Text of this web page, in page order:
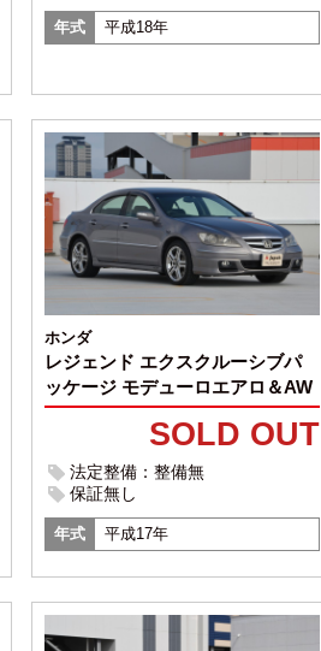
年式 平成18年
ホンダ
レジェンド エクスクルーシブパ
ッケージ モデューロエアロ＆AW
SOLD OUT
法定整備：整備無
保証無し
年式 平成17年